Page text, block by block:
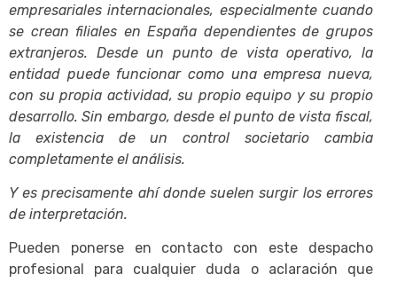
empresariales internacionales, especialmente cuando
se crean filiales en España dependientes de grupos
extranjeros. Desde un punto de vista operativo, la
entidad puede funcionar como una empresa nueva,
con su propia actividad, su propio equipo y su propio
desarrollo. Sin embargo, desde el punto de vista fiscal,
la existencia de un control societario cambia
completamente el análisis.
Y es precisamente ahí donde suelen surgir los errores
de interpretación.
Pueden ponerse en contacto con este despacho
profesional para cualquier duda o aclaración que